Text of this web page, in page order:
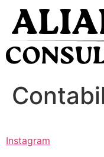
Instagram